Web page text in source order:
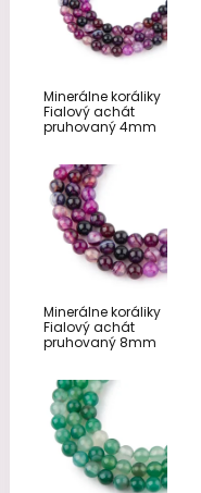
Minerálne koráliky
Fialový achát
pruhovaný 4mm
Minerálne koráliky
Fialový achát
pruhovaný 8mm